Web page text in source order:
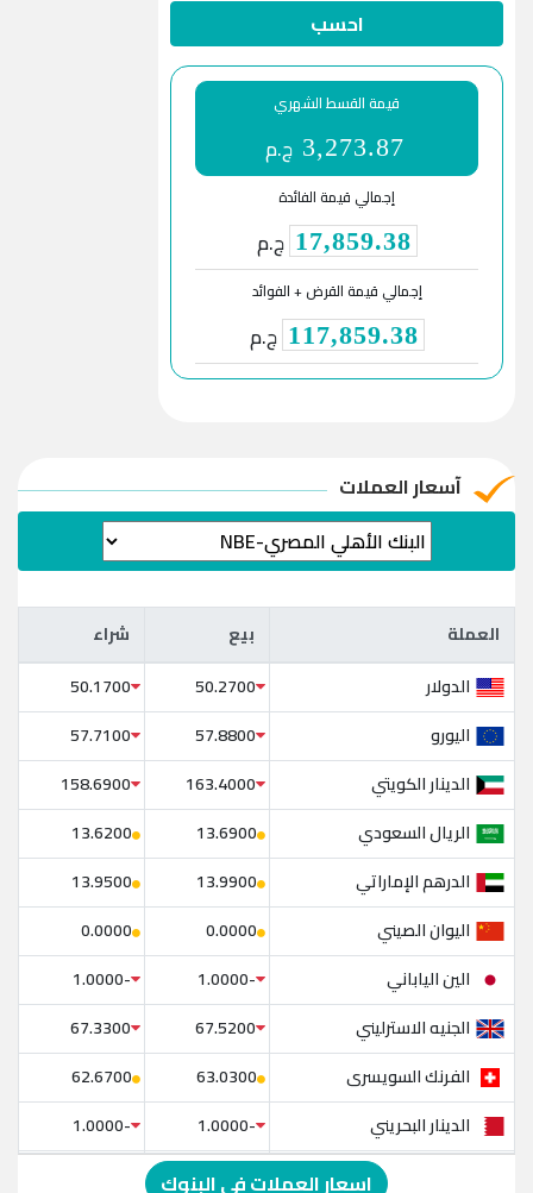
احسب
قيمة القسط الشهري
3,273.87 ج.م
إجمالي قيمة الفائدة
17,859.38 ج.م
إجمالي قيمة القرض + الفوائد
117,859.38 ج.م
آسعار العملات
العملة بيع شراء العملة بيع
شراء
الدولار
50.2700
50.1700
اليورو
57.8800
57.7100
الدينار الكويتي
163.4000
158.6900
الريال السعودي
13.6900
13.6200
الدرهم الإماراتي
13.9900
13.9500
اليوان الصيني
0.0000
0.0000
الين الياباني
-1.0000
-1.0000
الجنيه الاسترليني
67.5200
67.3300
الفرنك السويسرى
63.0300
62.6700
الدينار البحريني
-1.0000
-1.0000
الدولار الإسترالي
-1.0000
اسعار العملات في البنوك